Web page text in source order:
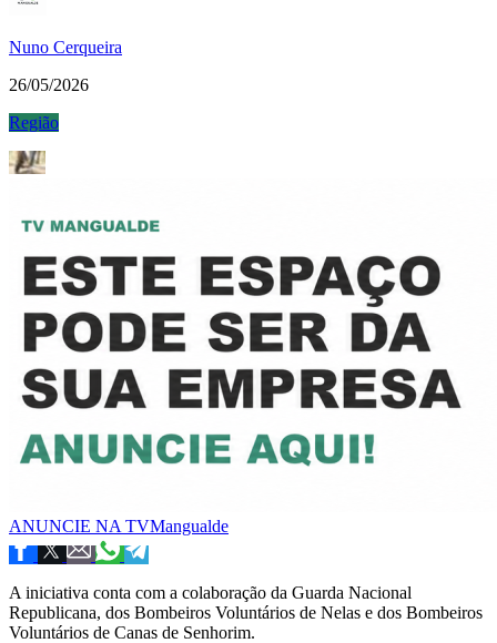
Nuno Cerqueira
26/05/2026
Região
ANUNCIE NA TVMangualde
A iniciativa conta com a colaboração da Guarda Nacional
Republicana, dos Bombeiros Voluntários de Nelas e dos Bombeiros
Voluntários de Canas de Senhorim.